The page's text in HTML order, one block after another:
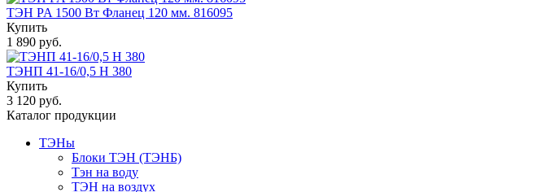
ТЭН PA 1500 Вт Фланец 120 мм. 816095
Купить
1 890 руб.
ТЭНП 41-16/0,5 H 380
Купить
3 120 руб.
Каталог продукции
ТЭНы
Блоки ТЭН (ТЭНБ)
Тэн на воду
ТЭН на воздух